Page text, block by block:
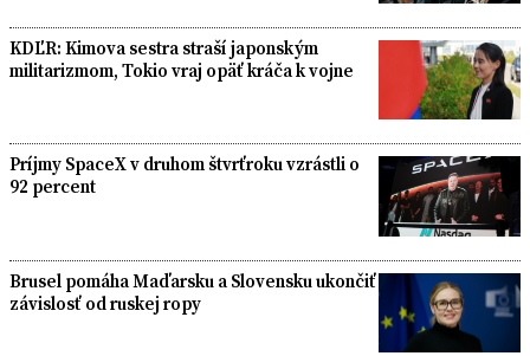
KDĽR: Kimova sestra straší japonským
militarizmom, Tokio vraj opäť kráča k vojne
Príjmy SpaceX v druhom štvrťroku vzrástli o
92 percent
Brusel pomáha Maďarsku a Slovensku ukončiť
závislosť od ruskej ropy